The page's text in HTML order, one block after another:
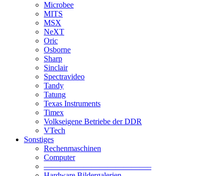
Microbee
MITS
MSX
NeXT
Oric
Osborne
Sharp
Sinclair
Spectravideo
Tandy
Tatung
Texas Instruments
Timex
Volkseigene Betriebe der DDR
VTech
Sonstiges
Rechenmaschinen
Computer
—————————————–